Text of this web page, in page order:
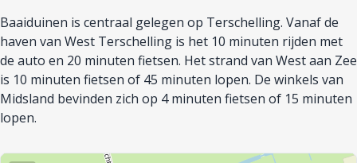
Baaiduinen is centraal gelegen op Terschelling. Vanaf de
haven van West Terschelling is het 10 minuten rijden met
de auto en 20 minuten fietsen. Het strand van West aan Zee
is 10 minuten fietsen of 45 minuten lopen. De winkels van
Midsland bevinden zich op 4 minuten fietsen of 15 minuten
lopen.